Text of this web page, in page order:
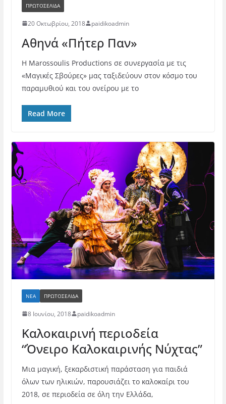
ΠΡΩΤΟΣΕΛΙΔΑ
20 Οκτωβρίου, 2018 paidikoadmin
Αθηνά «Πήτερ Παν»
H Marossoulis Productions σε συνεργασία με τις
«Μαγικές Σβούρες» μας ταξιδεύουν στον κόσμο του
παραμυθιού και του ονείρου με το
Read More
ΝΈΑ ΠΡΩΤΟΣΕΛΙΔΑ
8 Ιουνίου, 2018 paidikoadmin
Καλοκαιρινή περιοδεία
“Όνειρο Καλοκαιρινής Νύχτας”
Μια μαγική, ξεκαρδιστική παράσταση για παιδιά
όλων των ηλικιών, παρουσιάζει το καλοκαίρι του
2018, σε περιοδεία σε όλη την Ελλάδα,